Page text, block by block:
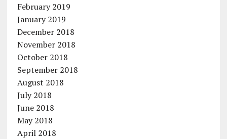
February 2019
January 2019
December 2018
November 2018
October 2018
September 2018
August 2018
July 2018
June 2018
May 2018
April 2018